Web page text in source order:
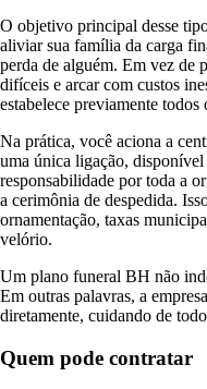
O objetivo principal desse
aliviar sua família da carga
perda de alguém. Em vez de
difíceis e arcar com custos
estabelece previamente todos
Na prática, você aciona a
uma única ligação, disponível
responsabilidade por toda a
a cerimônia de despedida.
ornamentação, taxas
velório.
Um plano funeral BH não
Em outras palavras, a
diretamente, cuidando de
Quem pode contratar